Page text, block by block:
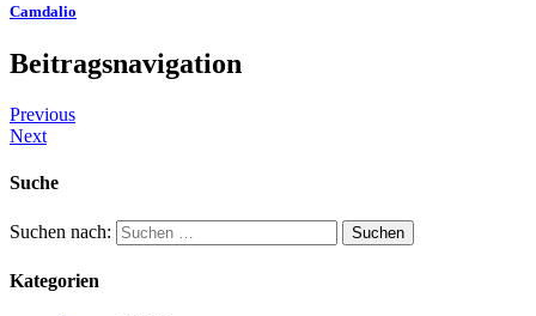
Camdalio
Beitragsnavigation
Previous
Next
Suche
Suchen nach:
Kategorien